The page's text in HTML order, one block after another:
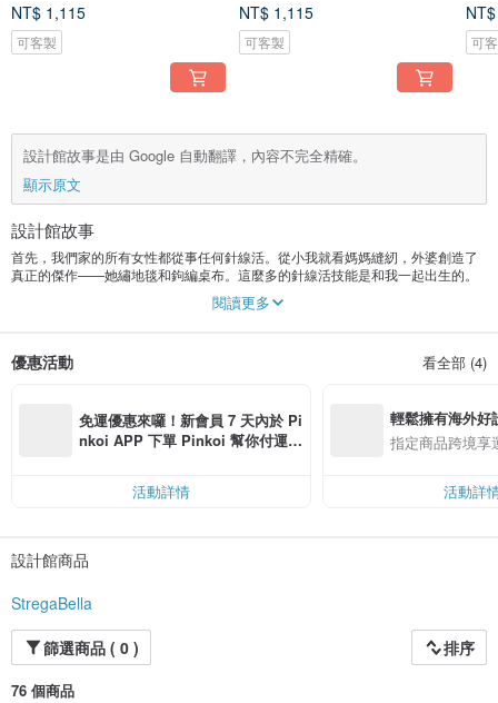
NT$ 1,115
可客製
NT$ 1,115
可客製 可
設計館故事是由 Google 自動翻譯，內容不完全精確。
顯示原文
設計館故事
首先，我們家的所有女性都從事任何針線活。從小我就看媽媽縫紉，外婆創造了
真正的傑作——她繡地毯和鉤編桌布。這麼多的針線活技能是和我一起出生的。
我是一個非常令人印象深刻的孩子，喜歡漂亮的書和卡通，畫畫和玩洋娃娃。
長大後，我開始為自己縫衣服，以及製作各種配飾。我相信細節起著很大的作
中結合不同的材料和技術。這些東西變得真正獨特。有時面料決定了一種新的設
很高興我生活在這樣一個時代，我們可以在社交網絡上觀察大量藝術家、手工藝
人以及各種流派和方向的大師的作品。這是一股巨大的靈感浪潮，它賦予了創造
閱讀更多
優惠活動 看全部 (4)
免運優惠來囉！新會員 7 天內於 Pi
nkoi APP 下單 Pinkoi 幫你付運
活動詳情
輕鬆擁有海外好
指定商品跨境享
活動詳
設計館商品
StregaBella
篩選商品 ( 0 )
排序
76 個商品